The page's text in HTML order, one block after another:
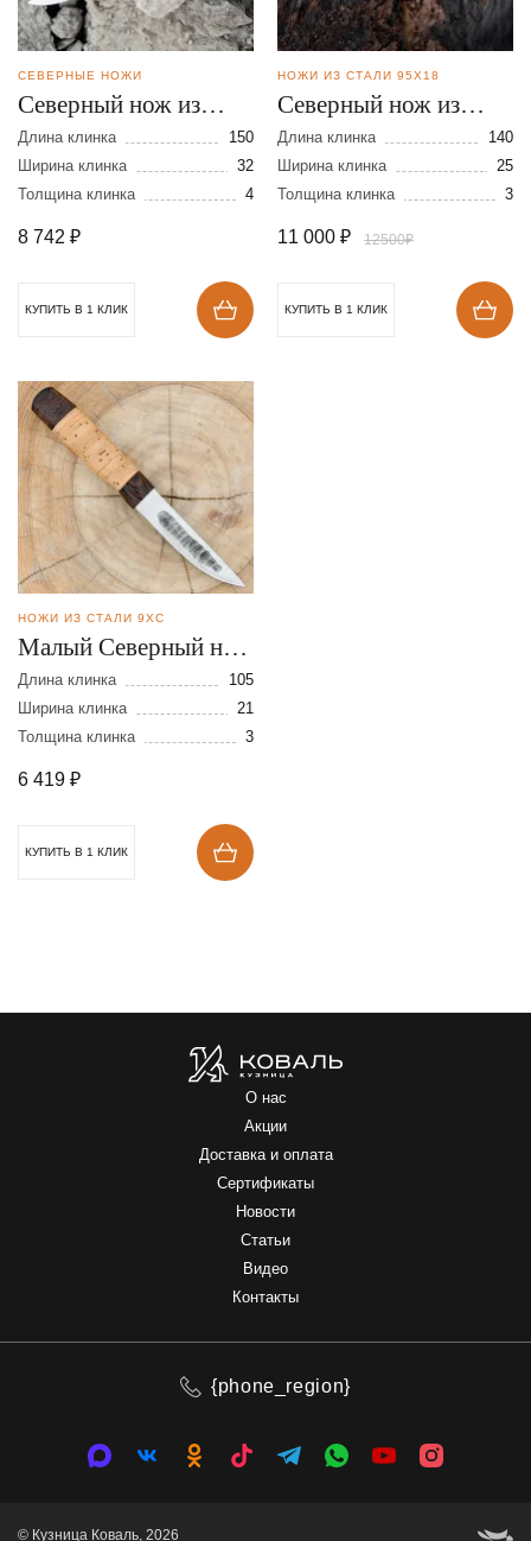
СЕВЕРНЫЕ НОЖИ
Северный нож из
кованой стали 9ХС
Длина клинка
150
Ширина клинка
32
Толщина клинка
4
8 742 ₽
КУПИТЬ В 1 КЛИК
НОЖИ ИЗ СТАЛИ 95Х18
Северный нож из
стали 95Х18 в
деревянный ножнах
Длина клинка
140
Ширина клинка
25
Толщина клинка
3
11 000 ₽ 12500₽
КУПИТЬ В 1 КЛИК
НОЖИ ИЗ СТАЛИ 9ХС
Малый Северный нож
из стали 9ХС
Длина клинка
105
Ширина клинка
21
Толщина клинка
3
6 419 ₽
КУПИТЬ В 1 КЛИК
О нас
Акции
Доставка и оплата
Сертификаты
Новости
Статьи
Видео
Контакты
{phone_region}
© Кузница Коваль, 2026